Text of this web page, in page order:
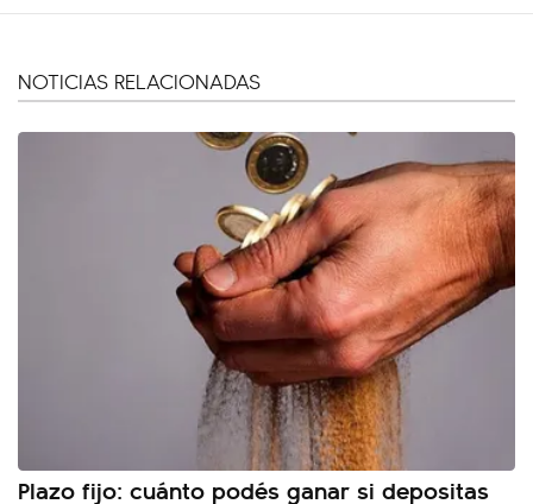
NOTICIAS RELACIONADAS
Plazo fijo: cuánto podés ganar si depositas